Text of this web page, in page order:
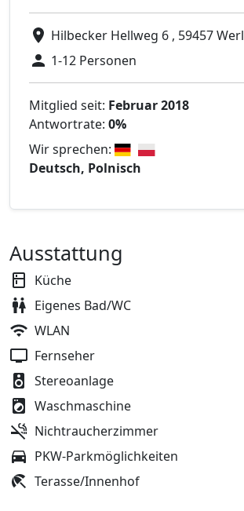
Hilbecker Hellweg 6 , 59457 Werl
1-12 Personen
Mitglied seit: Februar 2018
Antwortrate: 0%
Wir sprechen:
Deutsch, Polnisch
Ausstattung
Küche
Eigenes Bad/WC
WLAN
Fernseher
Stereoanlage
Waschmaschine
Nichtraucherzimmer
PKW-Parkmöglichkeiten
Terasse/Innenhof